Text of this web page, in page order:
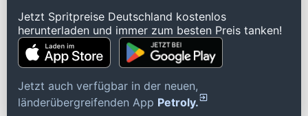
Jetzt Spritpreise Deutschland kostenlos
herunterladen und immer zum besten Preis tanken!
Jetzt auch verfügbar in der neuen,
länderübergreifenden App Petroly.